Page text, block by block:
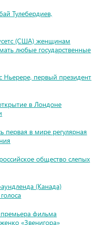
Тулебердиев,
(США) женщинам
любые государственные
Ньерере, первый президент
в Лондоне
первая в мире регулярная
общество слепых
(Канада)
фильма
«Звенигора»